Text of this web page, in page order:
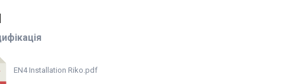
EN4 Installation Riko.pdf